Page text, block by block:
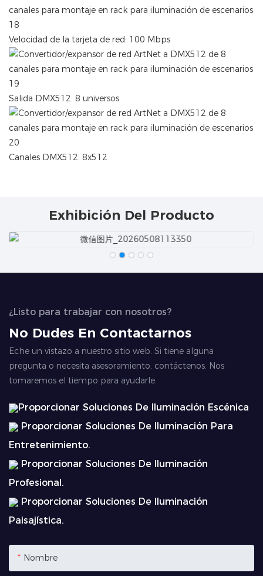
Velocidad de la tarjeta de red: 100 Mbps
Salida DMX512: 8 universos
Canales DMX512: 8x512
Exhibición Del Producto
¿Listo para trabajar con nosotros?
No Dudes En Contactarnos
Eche un vistazo a nuestro sitio web. Si tiene alguna
pregunta o necesita asesoramiento, contáctenos. Nos
tomaremos el tiempo para ayudarle.
Proporcionar Soluciones De Iluminación Escénica
Proporcionar Soluciones De Iluminación Para
Entretenimiento.
Proporcionar Soluciones De Iluminación
Profesional.
Proporcionar Soluciones De Iluminación
Paisajística.
Nombre